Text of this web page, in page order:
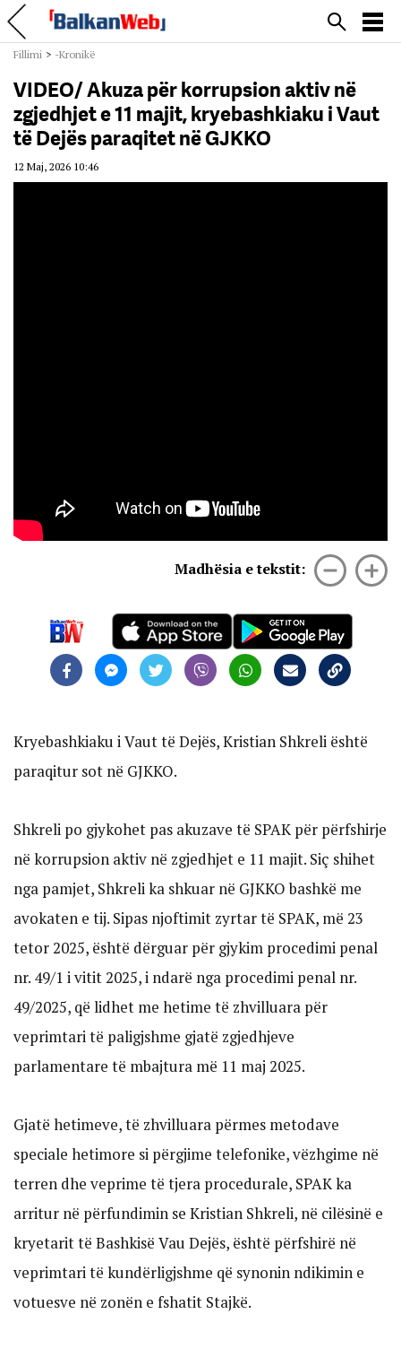
Fillimi > -Kronikë
VIDEO/ Akuza për korrupsion aktiv në
zgjedhjet e 11 majit, kryebashkiaku i Vaut
të Dejës paraqitet në GJKKO
12 Maj, 2026 10:46
Madhësia e tekstit:
Kryebashkiaku i Vaut të Dejës, Kristian Shkreli është
paraqitur sot në GJKKO.
Shkreli po gjykohet pas akuzave të SPAK për përfshirje
në korrupsion aktiv në zgjedhjet e 11 majit. Siç shihet
nga pamjet, Shkreli ka shkuar në GJKKO bashkë me
avokaten e tij. Sipas njoftimit zyrtar të SPAK, më 23
tetor 2025, është dërguar për gjykim procedimi penal
nr. 49/1 i vitit 2025, i ndarë nga procedimi penal nr.
49/2025, që lidhet me hetime të zhvilluara për
veprimtari të paligjshme gjatë zgjedhjeve
parlamentare të mbajtura më 11 maj 2025.
Gjatë hetimeve, të zhvilluara përmes metodave
speciale hetimore si përgjime telefonike, vëzhgime në
terren dhe veprime të tjera procedurale, SPAK ka
arritur në përfundimin se Kristian Shkreli, në cilësinë e
kryetarit të Bashkisë Vau Dejës, është përfshirë në
veprimtari të kundërligjshme që synonin ndikimin e
votuesve në zonën e fshatit Stajkë.